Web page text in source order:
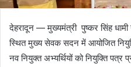
देहरादून — मुख्यमंत्री पुष्कर सिंह धामी
स्थित मुख्य सेवक सदन में आयोजित
नव नियुक्त अभ्यर्थियों को नियुक्ति